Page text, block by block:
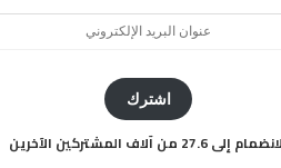
اشترك
إلى 27.6 من آلاف المشتركين الآخرين